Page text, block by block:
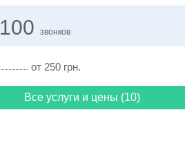
100звонков
от 250 грн.
Все услуги и цены (10)